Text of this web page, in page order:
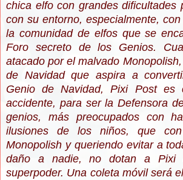
chica elfo con grandes dificultades
con su entorno, especialmente,
la comunidad de elfos que se
Foro secreto de los Genios.
atacado por el malvado
de Navidad que aspira a
Genio de Navidad, Pixi Post es
accidente, para ser la Defensora
genios, más preocupados con
ilusiones de los niños, que
Monopolish y queriendo evitar a
daño a nadie, no dotan a Pixi
superpoder. Una coleta móvil será